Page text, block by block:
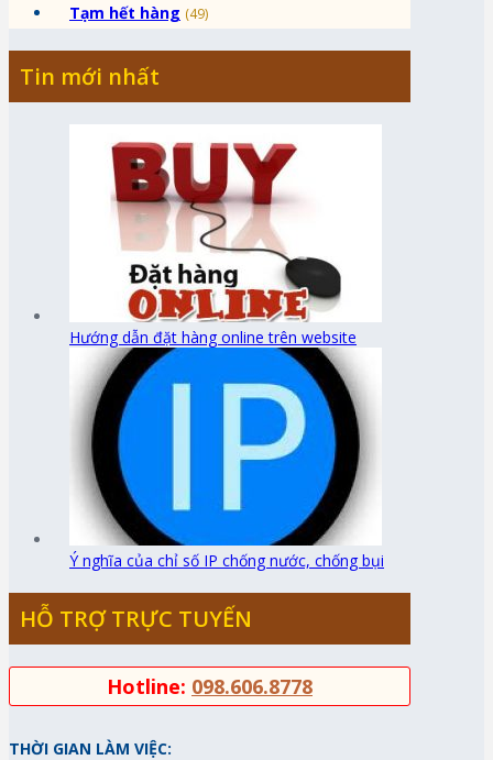
Tạm hết hàng (49)
Tin mới nhất
Hướng dẫn đặt hàng online trên website
Ý nghĩa của chỉ số IP chống nước, chống bụi
HỖ TRỢ TRỰC TUYẾN
Hotline: 098.606.8778
THỜI GIAN LÀM VIỆC: